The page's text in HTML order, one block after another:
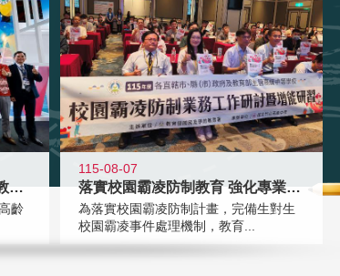
高齡不是終點而是夢想起點！教育部打
齡
115-08-07
落實校園霸凌防制教育 強化專業知能
為落實校園霸凌防制計畫，完備生對生
校園霸凌事件處理機制，教育...